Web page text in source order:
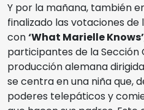
Y por la mañana, también
finalizado las votaciones
con‘What Marielle Knows’
participantes de la Sección
producción alemana
se centra en una niña que,
poderes telepáticos y